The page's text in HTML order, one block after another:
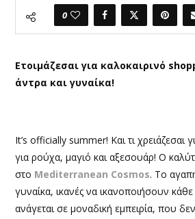
0
Ετοιμάζεσαι για καλοκαιρινό
άντρα και γυναίκα!
It’s officially summer! Και τι χρειάζεσαι
για ρούχα, μαγιό και αξεσουάρ! Ο
στο Mediterranean Cosmos. Το
γυναίκα, ικανές να ικανοποιήσουν
ανάγεται σε μοναδική εμπειρία, που